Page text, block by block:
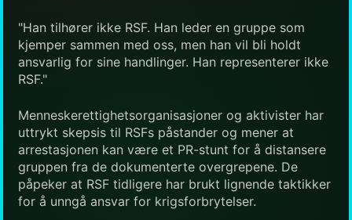
"Han tilhører ikke RSF. Han leder en gruppe som
kjemper sammen med oss, men han vil bli holdt
ansvarlig for sine handlinger. Han representerer ikke
RSF."
Menneskerettighetsorganisasjoner og aktivister har
uttrykt skepsis til RSFs påstander og mener at
arrestasjonen kan være et PR-stunt for å distansere
gruppen fra de dokumenterte overgrepene. De
påpeker at RSF tidligere har brukt lignende taktikker
for å unngå ansvar for krigsforbrytelser.